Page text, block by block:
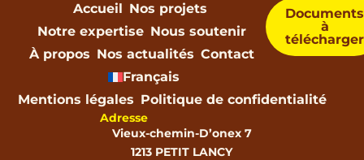
Accueil Nos projets
Notre expertise Nous soutenir
À propos Nos actualités Contact
Français
Documents
à
télécharger
Mentions légales Politique de confidentialité
Adresse
Vieux-chemin-D’onex 7
1213 PETIT LANCY